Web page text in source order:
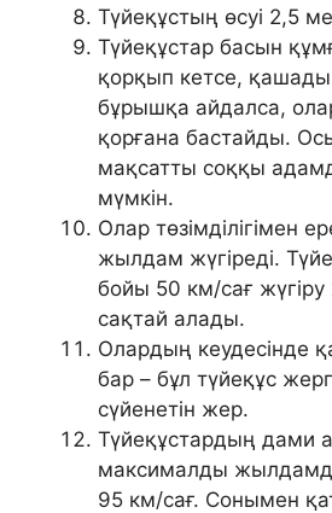
Түйеқұстың өсуі 2,5
Түйеқұстар басын
қорқып кетсе,
бұрышқа айдалса,
қорғана бастайды.
мақсатты соққы
мүмкін.
Олар төзімділігімен
жылдам жүгіреді.
бойы 50 км/сағ
сақтай алады.
Олардың кеудесінде
бар – бұл түйеқұс
сүйенетін жер.
Түйеқұстардың дами
максималды
95 км/сағ. Сонымен